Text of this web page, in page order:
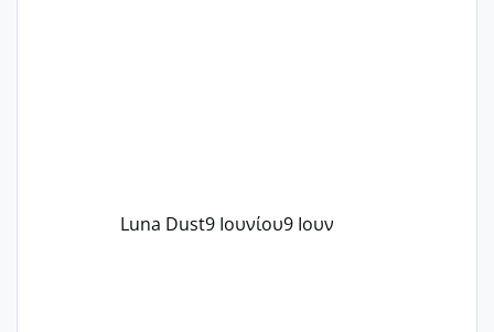
Luna Dust9 Ιουνίου9 Ιουν